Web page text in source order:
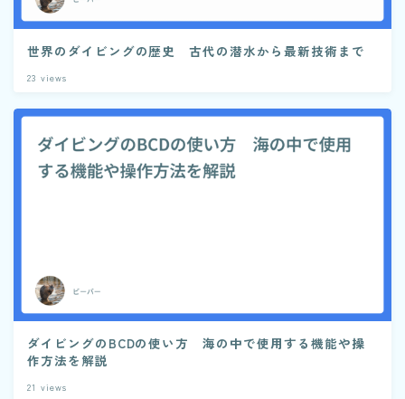
世界のダイビングの歴史 古代の潜水から最新技術まで
23 views
ダイビングのBCDの使い方 海の中で使用する機能や操
作方法を解説
21 views